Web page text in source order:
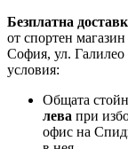
Безплатна
от спортен
София, ул.
условия:
Общата
лева при
офис на